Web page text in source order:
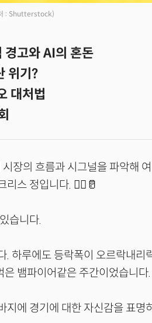
: Shutterstock)
경고와 AI의 혼돈
위기?
대처법
장의 흐름과 시그널을 파악해
리스 정입니다. 🚴‍♂️🥛
습니다.
하루에도 등락폭이 오르락내리
뱀파이어같은 주간이었습니다.
에 경기에 대한 자신감을 표명